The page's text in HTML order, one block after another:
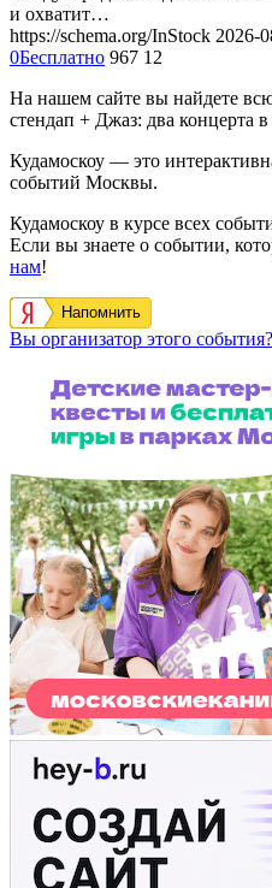
и охватит…
https://schema.org/InStock 2026-
0Бесплатно 967 12
На нашем сайте вы найдете
стендап + Джаз: два концерта
Кудамоскоу — это
событий Москвы.
Кудамоскоу в курсе всех
Если вы знаете о событии,
нам!
Напомнить
Вы организатор этого события?